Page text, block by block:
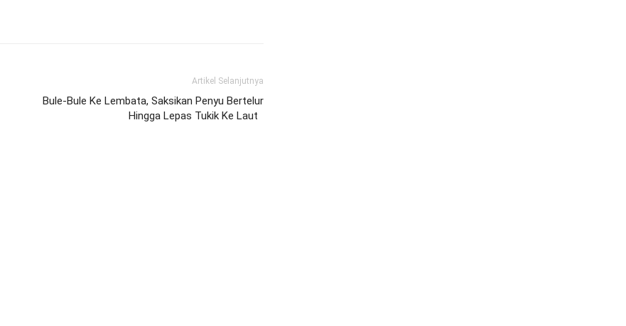
Artikel Selanjutnya
Bule-Bule Ke Lembata, Saksikan Penyu Bertelur
Hingga Lepas Tukik Ke Laut